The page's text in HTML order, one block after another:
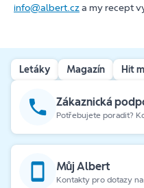
info@albert.cza my recept
Letáky Magazín Hit
Zákaznická
Potřebujete poradit?
Můj Albert
Kontakty pro dotazy